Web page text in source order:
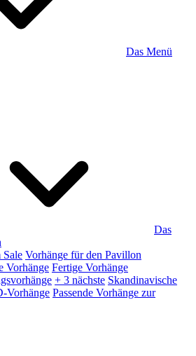
Das Menü
Das
Sale Vorhänge für den Pavillon
Vorhänge Fertige Vorhänge
+ 3 nächste Skandinavische
Vorhänge Passende Vorhänge zur